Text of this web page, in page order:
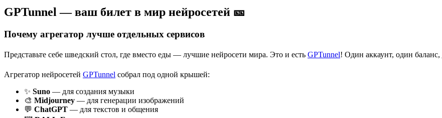
GPTunnel — ваш билет в мир нейросетей 🎫
Почему агрегатор лучше отдельных сервисов
Представьте себе шведский стол, где вместо еды — лучшие нейросети мира. Это и есть GPTunnel! Один аккаунт, один
Агрегатор нейросетей GPTunnel собрал под одной крышей:
✨ Suno — для создания музыки
🎨 Midjourney — для генерации изображений
💬 ChatGPT — для текстов и общения